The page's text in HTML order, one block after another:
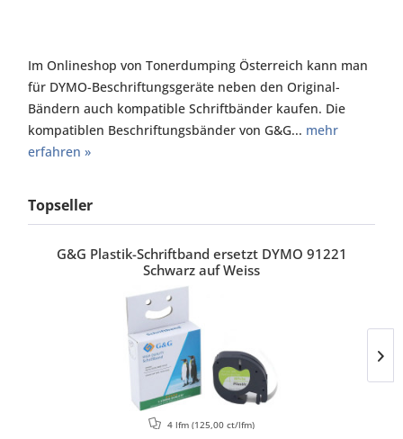
Im Onlineshop von Tonerdumping Österreich kann man
für DYMO-Beschriftungsgeräte neben den Original-
Bändern auch kompatible Schriftbänder kaufen. Die
kompatiblen Beschriftungsbänder von G&G... mehr
erfahren »
Topseller
G&G Plastik-Schriftband ersetzt DYMO 91221
Schwarz auf Weiss
4 lfm (125,00 ct/lfm)